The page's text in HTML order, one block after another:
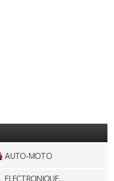
AUTO-MOTO
ELECTRONIQUE,